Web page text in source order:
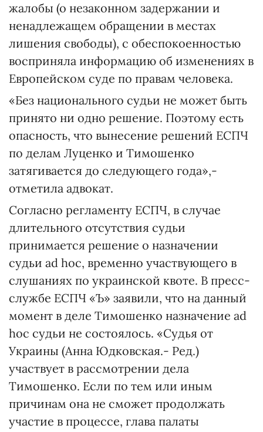
жалобы (о незаконном задержании и
ненадлежащем обращении в местах
лишения свободы), с обеспокоенностью
восприняла информацию об изменениях в
Европейском суде по правам человека.
«Без национального судьи не может быть
принято ни одно решение. Поэтому есть
опасность, что вынесение решений ЕСПЧ
по делам Луценко и Тимошенко
затягивается до следующего года»,-
отметила адвокат.
Согласно регламенту ЕСПЧ, в случае
длительного отсутствия судьи
принимается решение о назначении
судьи ad hoc, временно участвующего в
слушаниях по украинской квоте. В пресс-
службе ЕСПЧ «Ъ» заявили, что на данный
момент в деле Тимошенко назначение ad
hoc судьи не состоялось. «Судья от
Украины (Анна Юдковская.- Ред.)
участвует в рассмотрении дела
Тимошенко. Если по тем или иным
причинам она не сможет продолжать
участие в процессе, глава палаты